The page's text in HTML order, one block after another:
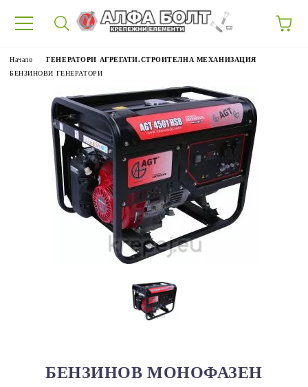
Начало
ГЕНЕРАТОРИ АГРЕГАТИ.СТРОИТЕЛНА МЕХАНИЗАЦИЯ
БЕНЗИНОВИ ГЕНЕРАТОРИ
БЕНЗИНОВ МОНОФАЗЕН